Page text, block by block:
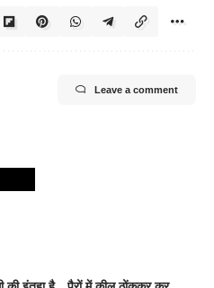
Leave a comment